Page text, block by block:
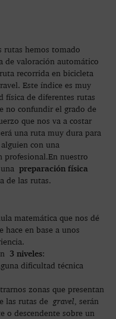
rutas hemos tomado
de valoración automático
recorrida en bicicleta
Este índice es muy
física de diferentes rutas
no confundir el grado de
que nos va a costar
una ruta muy dura para
con una
profesional.En nuestro
preparación física
de las rutas.
matemática que nos dé
en base a unos
3 niveles:
dificultad técnica
zonas que presentan
las rutas de gravel , serán
o descendente sobre un